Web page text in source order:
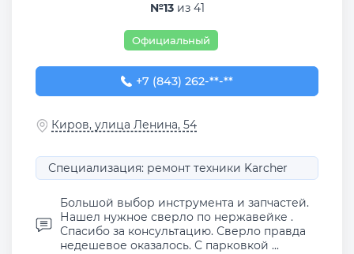
№13из 41
Официальный
+7 (843) 262-01-01
+7 (843) 262-**-**
Киров, улица Ленина, 54
Специализация: ремонт техники Karcher
Большой выбор инструмента и запчастей.
Нашел нужное сверло по нержавейке .
Спасибо за консультацию. Сверло правда
недешевое оказалось. С парковкой ...